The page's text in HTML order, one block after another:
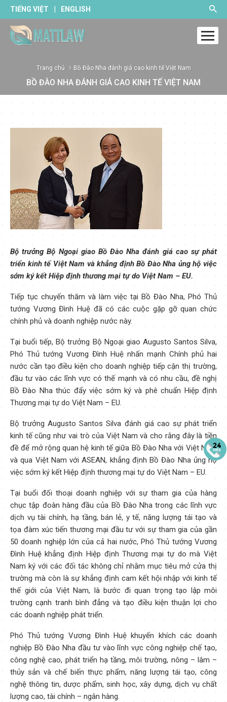
TIẾNG VIỆT | ENGLISH
Trang chủ Bồ Đào Nha đánh giá cao kinh tế Việt Nam
BỒ ĐÀO NHA ĐÁNH GIÁ CAO KINH TẾ VIỆT NAM
Bộ trưởng Bộ Ngoại giao Bồ Đào Nha đánh giá cao sự phát
triển kinh tế Việt Nam và khẳng định Bồ Đào Nha ủng hộ việc
sớm ký kết Hiệp định thương mại tự do Việt Nam – EU.
Tiếp tục chuyến thăm và làm việc tại Bồ Đào Nha, Phó Thủ
tướng Vương Đình Huệ đã có các cuộc gặp gỡ quan chức
chính phủ và doanh nghiệp nước này.
Tại buổi tiếp, Bộ trưởng Bộ Ngoại giao Augusto Santos Silva,
Phó Thủ tướng Vương Đình Huệ nhấn mạnh Chính phủ hai
nước cần tạo điều kiện cho doanh nghiệp tiếp cận thị trường,
đầu tư vào các lĩnh vực có thế mạnh và có nhu cầu, đề nghị
Bồ Đào Nha thúc đẩy việc sớm ký và phê chuẩn Hiệp định
Thương mại tự do Việt Nam – EU.
Bộ trưởng Augusto Santos Silva đánh giá cao sự phát triển
kinh tế cũng như vai trò của Việt Nam và cho rằng đây là tiền
đề để mở rộng quan hệ kinh tế giữa Bồ Đào Nha với Việt Nam
và qua Việt Nam với ASEAN, khẳng định Bồ Đào Nha ủng hộ
việc sớm ký kết Hiệp định thương mại tự do Việt Nam – EU.
Tại buổi đối thoại doanh nghiệp với sự tham gia của hàng
chục tập đoàn hàng đầu của Bồ Đào Nha trong các lĩnh vực
dịch vụ tài chính, hạ tầng, bán lẻ, y tế, năng lượng tái tạo và
tọa đàm xúc tiến thương mại đầu tư với sự tham gia của gần
50 doanh nghiệp lớn của cả hai nước, Phó Thủ tướng Vương
Đình Huệ khẳng định Hiệp định Thương mại tự do mà Việt
Nam ký với các đối tác không chỉ nhằm mục tiêu mở cửa thị
trường mà còn là sự khẳng định cam kết hội nhập với kinh tế
thế giới của Việt Nam, là bước đi quan trọng tạo lập môi
trường cạnh tranh bình đẳng và tạo điều kiện thuận lợi cho
các doanh nghiệp phát triển.
Phó Thủ tướng Vương Đình Huệ khuyến khích các doanh
nghiệp Bồ Đào Nha đầu tư vào lĩnh vực công nghiệp chế tạo,
công nghệ cao, phát triển hạ tầng, môi trường, nông – lâm –
thủy sản và chế biến thực phẩm, năng lượng tái tạo, công
nghệ thông tin, dược phẩm, sinh học, xây dựng, dịch vụ chất
lượng cao, tài chính – ngân hàng.